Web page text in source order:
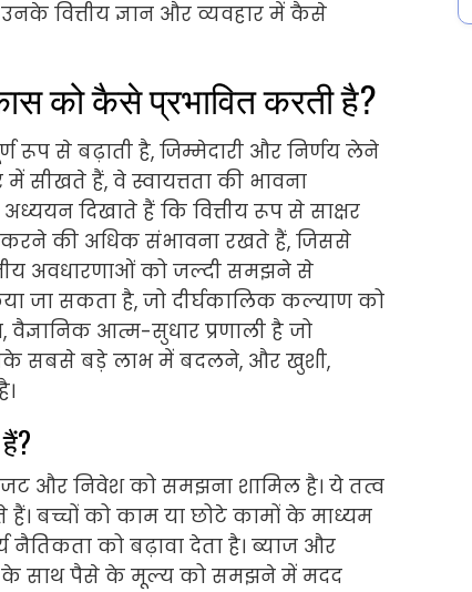
वित्तीय ज्ञान और व्यवहार में कैसे
को कैसे प्रभावित करती है?
रूप से बढ़ाती है, जिम्मेदारी और निर्णय लेने
सीखते हैं, वे स्वायत्तता की भावना
दिखाते हैं कि वित्तीय रूप से साक्षर
करने की अधिक संभावना रखते हैं, जिससे
अवधारणाओं को जल्दी समझने से
जा सकता है, जो दीर्घकालिक कल्याण को
वैज्ञानिक आत्म-सुधार प्रणाली है जो
सबसे बड़े लाभ में बदलने, और खुशी,
और निवेश को समझना शामिल है। ये तत्व
बच्चों को काम या छोटे कामों के माध्यम
को बढ़ावा देता है। ब्याज और
के साथ पैसे के मूल्य को समझने में मदद